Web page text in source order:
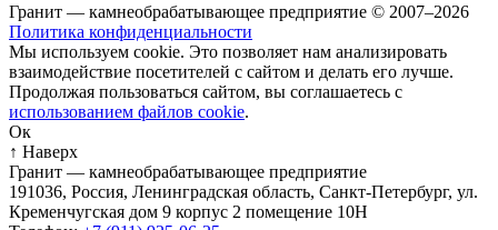
Гранит — камнеобрабатывающее предприятие © 2007–2026
Политика конфиденциальности
Мы используем cookie. Это позволяет нам анализировать
взаимодействие посетителей с сайтом и делать его лучше.
Продолжая пользоваться сайтом, вы соглашаетесь с
использованием файлов cookie.
Ок
↑ Наверх
Гранит — камнеобрабатывающее предприятие
191036, Россия, Ленинградская область, Санкт-Петербург, ул.
Кременчугская дом 9 корпус 2 помещение 10Н